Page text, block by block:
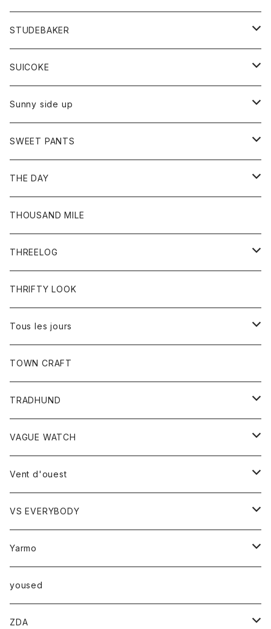
Tシャツ
バック
カーディガン
ショートパンツ
パンツ
レディース
カットソー
カーディガン
ワンピース
コート
カットソー
ボトム
パンツ
オーバーオール
財布
バッグ
STUDEBAKER
アクセサリー
ブレスレット
リング
SUICOKE
ブーツ
サンダル
Sunny side up
アウター
Ｇジャン
ボトム
ジーンズ
SWEET PANTS
ボトム
ショートパンツ
THE DAY
トップス
Tシャツ
THOUSAND MILE
THREELOG
トップス
Tシャツ
THRIFTY LOOK
Tous les jours
トップス
レディース
カットソー
TOWN CRAFT
TRADHUND
セーター
ベスト
VAGUE WATCH
時計
Vent d'ouest
ボトム
スカート
トップス
ベスト
VS EVERYBODY
トップス
Ｔシャツ
Yarmo
アウター
コート
小物
yoused
ZDA